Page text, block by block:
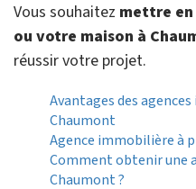
Vous souhaitez mettre
ou votre maison à
réussir votre projet.
Avantages des
Chaumont
Agence immobilière à
Comment obtenir une
Chaumont ?